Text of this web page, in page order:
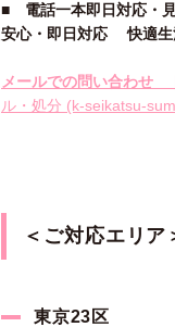
■ 電話一本即日対応・
安心・即日対応 快適
メールでの問い合わせ
ル・処分 (k-seikatsu-
＜ご対応エリア
東京23区